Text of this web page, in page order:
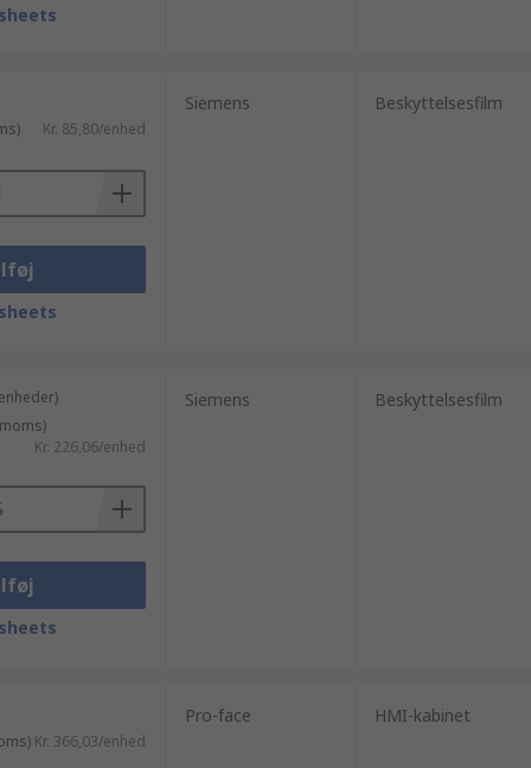
Kr. 85,80/enhed
Siemens Beskyttelsesfilm
Kr. 226,06/enhed
Siemens Beskyttelsesfilm
Kr. 366,03/enhed
Pro-face HMI-kabinet